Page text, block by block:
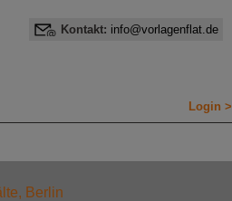
Kontakt: info@vorlagenflat.de
Login >
Berlin